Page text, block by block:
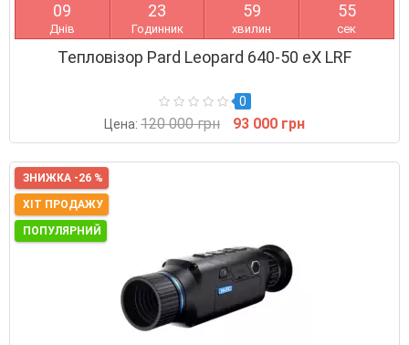
09
Днів
23
Годинник
59
хвилин
54
сек
Тепловізор Pard Leopard 640-50 eX LRF
0
Цена: 120 000 грн 93 000 грн
ЗНИЖКА -26 %
ХІТ ПРОДАЖУ
ПОПУЛЯРНИЙ